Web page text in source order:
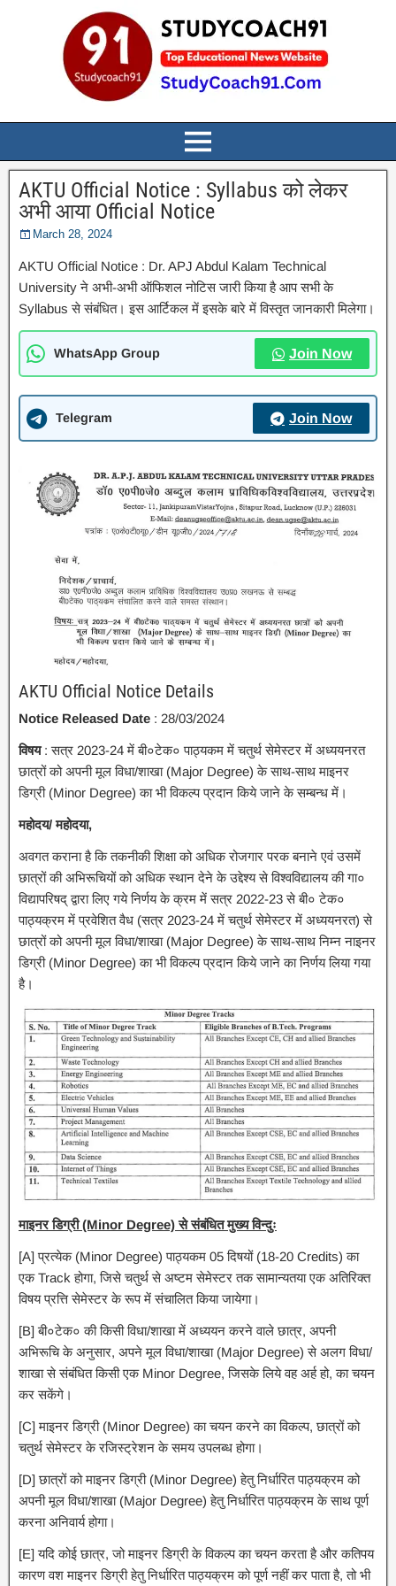
AKTU Official Notice : Syllabus को लेकर
अभी आया Official Notice
March 28, 2024
AKTU Official Notice : Dr. APJ Abdul Kalam Technical
University ने अभी-अभी ऑफिशल नोटिस जारी किया है आप सभी के
Syllabus से संबंधित। इस आर्टिकल में इसके बारे में विस्तृत जानकारी मिलेगा।
WhatsApp Group Join Now
Telegram Join Now
AKTU Official Notice Details
Notice Released Date : 28/03/2024
विषय: सत्र 2023-24 में बी०टेक० पाठ्यकम में चतुर्थ सेमेस्टर में अध्ययनरत
छात्रों को अपनी मूल विधा/शाखा (Major Degree) के साथ-साथ माइनर
डिग्री (Minor Degree) का भी विकल्प प्रदान किये जाने के सम्बन्ध में।
महोदय/ महोदया,
अवगत कराना है कि तकनीकी शिक्षा को अधिक रोजगार परक बनाने एवं उसमें
छात्रों की अभिरूचियों को अधिक स्थान देने के उद्देश्य से विश्वविद्यालय की गा०
विद्यापरिषद् द्वारा लिए गये निर्णय के क्रम में सत्र 2022-23 से बी० टेक०
पाठ्यक्रम में प्रवेशित वैध (सत्र 2023-24 में चतुर्थ सेमेस्टर में अध्ययनरत) से
छात्रों को अपनी मूल विधा/शाखा (Major Degree) के साथ-साथ निम्न नाइनर
डिग्री (Minor Degree) का भी विकल्प प्रदान किये जाने का निर्णय लिया गया
है।
माइनर डिग्री (Minor Degree) से संबंधित मुख्य विन्दुः
[A] प्रत्येक (Minor Degree) पाठ्यकम 05 दिषयों (18-20 Credits) का
एक Track होगा, जिसे चतुर्थ से अष्टम सेमेस्टर तक सामान्यतया एक अतिरिक्त
विषय प्रत्ति सेमेस्टर के रूप में संचालित किया जायेगा।
[B] बी०टेक० की किसी विधा/शाखा में अध्ययन करने वाले छात्र, अपनी
अभिरूचि के अनुसार, अपने मूल विधा/शाखा (Major Degree) से अलग विधा/
शाखा से संबंधित किसी एक Minor Degree, जिसके लिये वह अर्ह हो, का चयन
कर सकेंगे।
[C] माइनर डिग्री (Minor Degree) का चयन करने का विकल्प, छात्रों को
चतुर्थ सेमेस्टर के रजिस्ट्रेशन के समय उपलब्ध होगा।
[D] छात्रों को माइनर डिग्री (Minor Degree) हेतु निर्धारित पाठ्यक्रम को
अपनी मूल विधा/शाखा (Major Degree) हेतु निर्धारित पाठ्यक्रम के साथ पूर्ण
करना अनिवार्य होगा।
[E] यदि कोई छात्र, जो माइनर डिग्री के विकल्प का चयन करता है और कतिपय
कारण वश माइनर डिग्री हेतु निर्धारित पाठ्यक्रम को पूर्ण नहीं कर पाता है, तो भी